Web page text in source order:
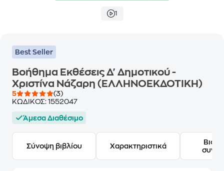
1
Best Seller
Βοήθημα Εκθέσεις Δ' Δημοτικού -
Χριστίνα Νάζαρη (ΕΛΛΗΝΟΕΚΔΟΤΙΚΗ)
5
(3)
ΚΩΔΙΚΟΣ: 1552047
Άμεσα Διαθέσιμο
Σύνοψη βιβλίου Χαρακτηριστικά